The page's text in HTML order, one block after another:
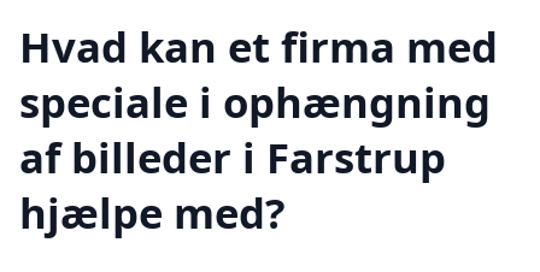
Hvad kan et firma med
speciale i ophængning
af billeder i Farstrup
hjælpe med?